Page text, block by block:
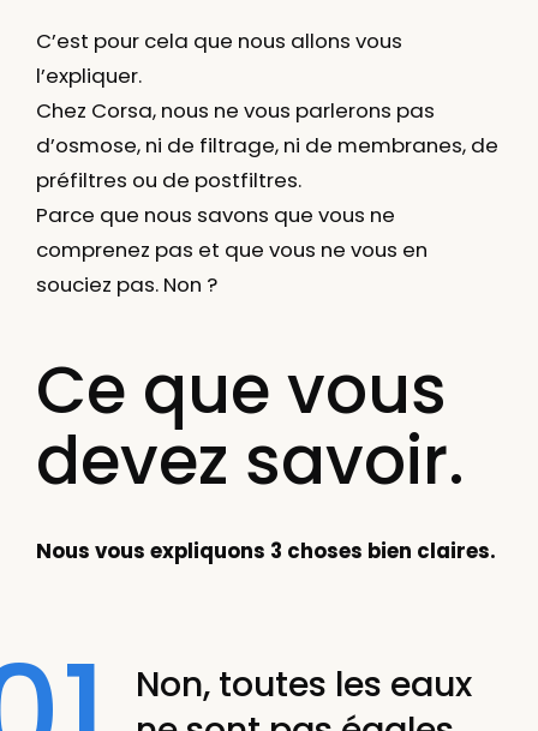
C’est pour cela que nous allons vous
l’expliquer.
Chez Corsa, nous ne vous parlerons pas
d’osmose, ni de filtrage, ni de membranes, de
préfiltres ou de postfiltres.
Parce que nous savons que vous ne
comprenez pas et que vous ne vous en
souciez pas. Non ?
Ce que vous
devez savoir.
Nous vous expliquons 3 choses bien claires.
Non, toutes les eaux